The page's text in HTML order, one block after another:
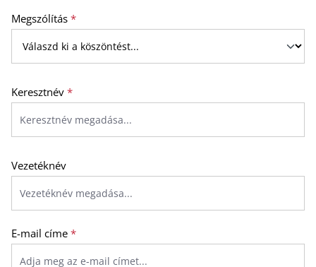
Megszólítás *
Keresztnév *
Vezetéknév
E-mail címe *